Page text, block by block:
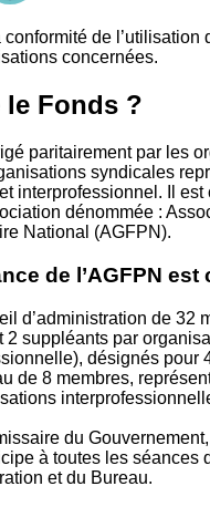
de l’utilisation
concernées.
Fonds ?
paritairement par les
syndicales
interprofessionnel. Il est
dénommée :
National (AGFPN).
de l’AGFPN est
d’administration de 32
2 suppléants par
désignés pour
de 8 membres,
du
à toutes les séances
et du Bureau.